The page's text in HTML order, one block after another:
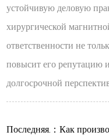
устойчивую деловую
хирургической
ответственности не
повысит его репутацию
долгосрочной
Последняя.：Как